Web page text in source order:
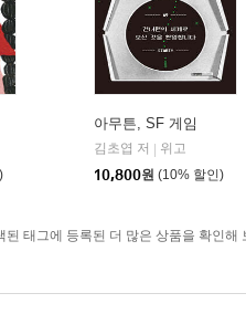
아무튼, SF 게임
김초엽 저
위고
10,800원 (10% 할인)
된 태그에 등록된 더 많은 상품을 확인해